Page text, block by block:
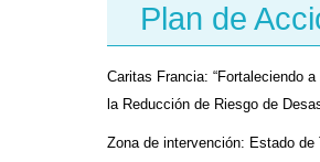
Plan de
Caritas Francia: “Fortaleciendo
la Reducción de Riesgo de
Zona de intervención: Estado de